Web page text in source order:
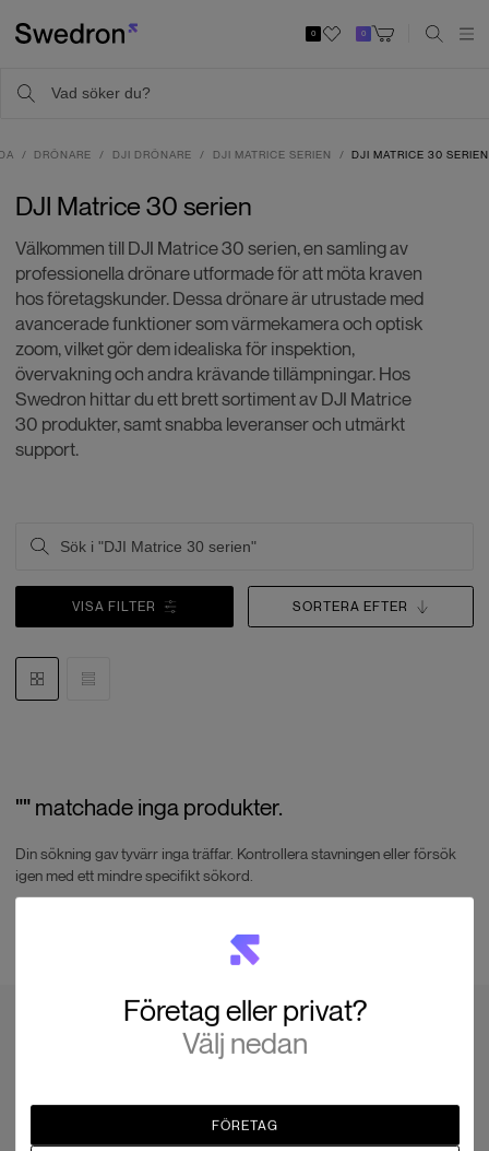
0 0
DRÖNARE DJI DRÖNARE DJI MATRICE SERIEN DJI MATRICE 30 SERIEN
DJI Matrice 30 serien
Välkommen till DJI Matrice 30 serien, en samling av
professionella drönare utformade för att möta kraven
hos företagskunder. Dessa drönare är utrustade med
avancerade funktioner som värmekamera och optisk
zoom, vilket gör dem idealiska för inspektion,
övervakning och andra krävande tillämpningar. Hos
Swedron hittar du ett brett sortiment av DJI Matrice
30 produkter, samt snabba leveranser och utmärkt
support.
VISA FILTER SORTERA EFTER
""matchade inga produkter.
Din sökning gav tyvärr inga träffar. Kontrollera stavningen eller försök
igen med ett mindre specifikt sökord.
Företag eller privat?
Välj nedan
FÖRETAG
Prenumerera på nyhetsbrevet
Anmäl dig idag